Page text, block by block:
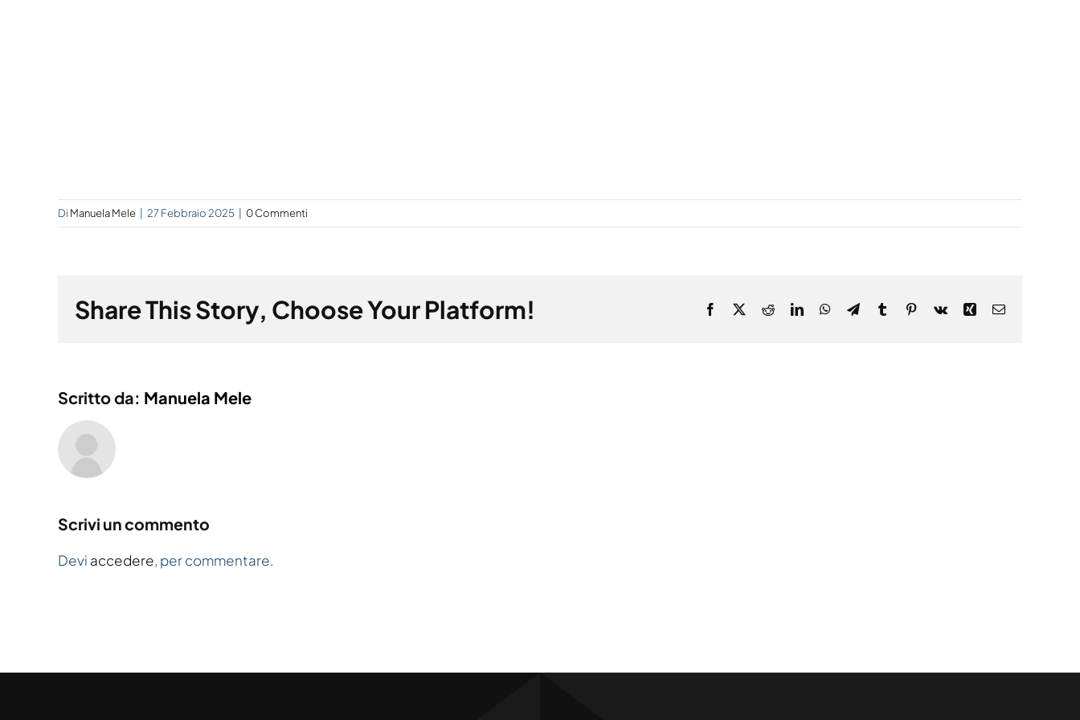
Di Manuela Mele 27 Febbraio 2025 0 Commenti
Share This Story, Choose Your Platform! Facebook
X RedditLinkedInWhatsApp
TelegramTumblrPinterest
Vk Xing Email
Scritto da: Manuela Mele
Scrivi un commento
Devi accedere, per commentare.